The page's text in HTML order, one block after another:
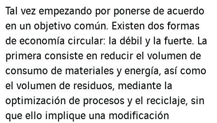
Tal vez empezando por ponerse de acuerdo
en un objetivo común. Existen dos formas
de economía circular: la débil y la fuerte. La
primera consiste en reducir el volumen de
consumo de materiales y energía, así como
el volumen de residuos, mediante la
optimización de procesos y el reciclaje, sin
que ello implique una modificación